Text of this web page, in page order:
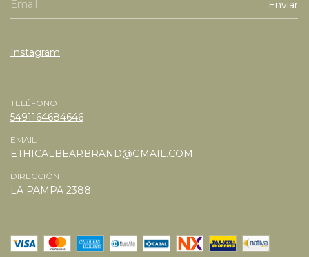
Instagram
TELÉFONO
5491164684646
EMAIL
ETHICALBEARBRAND@GMAIL.COM
DIRECCIÓN
LA PAMPA 2388